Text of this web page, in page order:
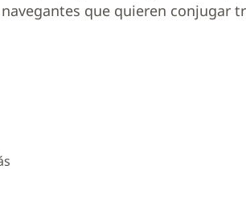
que quieren conjugar